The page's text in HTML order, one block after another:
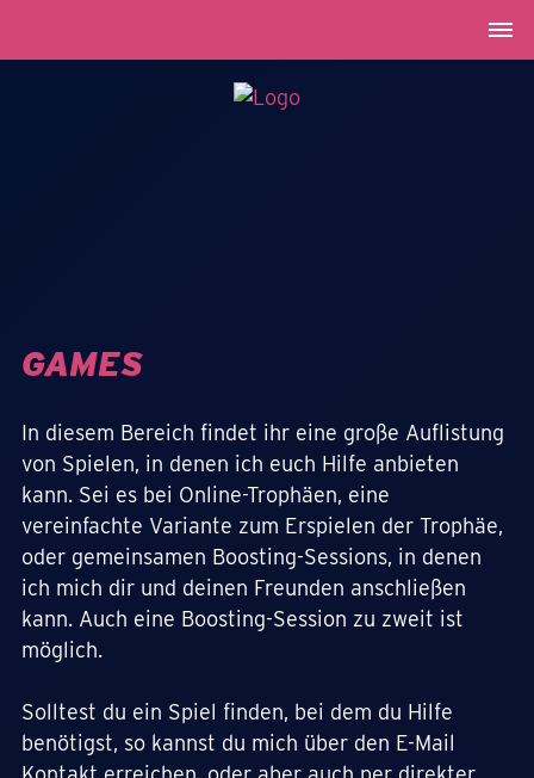
GAMES
In diesem Bereich findet ihr eine große Auflistung
von Spielen, in denen ich euch Hilfe anbieten
kann. Sei es bei Online-Trophäen, eine
vereinfachte Variante zum Erspielen der Trophäe,
oder gemeinsamen Boosting-Sessions, in denen
ich mich dir und deinen Freunden anschließen
kann. Auch eine Boosting-Session zu zweit ist
möglich.
Solltest du ein Spiel finden, bei dem du Hilfe
benötigst, so kannst du mich über den E-Mail